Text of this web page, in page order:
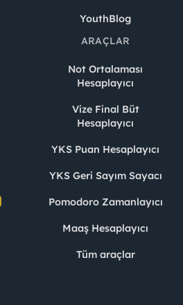
YouthBlog
ARAÇLAR
Not Ortalaması
Hesaplayıcı
Vize Final Büt
Hesaplayıcı
YKS Puan Hesaplayıcı
YKS Geri Sayım Sayacı
Pomodoro Zamanlayıcı
Maaş Hesaplayıcı
Tüm araçlar